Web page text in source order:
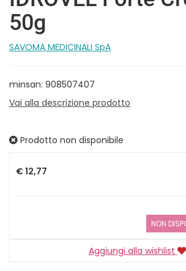
50g
SAVOMA MEDICINALI SpA
minsan: 908507407
Vai alla descrizione prodotto
Prodotto non disponibile
€ 12,77
NON
Aggiungi alla wishlist